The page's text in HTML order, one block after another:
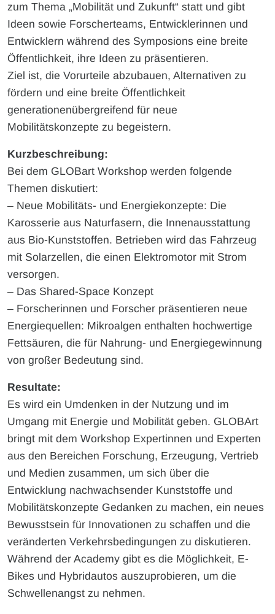
zum Thema „Mobilität und Zukunft“ statt und gibt
Ideen sowie Forscherteams, Entwicklerinnen und
Entwicklern während des Symposions eine breite
Öffentlichkeit, ihre Ideen zu präsentieren.
Ziel ist, die Vorurteile abzubauen, Alternativen zu
fördern und eine breite Öffentlichkeit
generationenübergreifend für neue
Mobilitätskonzepte zu begeistern.
Kurzbeschreibung:
Bei dem GLOBart Workshop werden folgende
Themen diskutiert:
– Neue Mobilitäts- und Energiekonzepte: Die
Karosserie aus Naturfasern, die Innenausstattung
aus Bio-Kunststoffen. Betrieben wird das Fahrzeug
mit Solarzellen, die einen Elektromotor mit Strom
versorgen.
– Das Shared-Space Konzept
– Forscherinnen und Forscher präsentieren neue
Energiequellen: Mikroalgen enthalten hochwertige
Fettsäuren, die für Nahrung- und Energiegewinnung
von großer Bedeutung sind.
Resultate:
Es wird ein Umdenken in der Nutzung und im
Umgang mit Energie und Mobilität geben. GLOBArt
bringt mit dem Workshop Expertinnen und Experten
aus den Bereichen Forschung, Erzeugung, Vertrieb
und Medien zusammen, um sich über die
Entwicklung nachwachsender Kunststoffe und
Mobilitätskonzepte Gedanken zu machen, ein neues
Bewusstsein für Innovationen zu schaffen und die
veränderten Verkehrsbedingungen zu diskutieren.
Während der Academy gibt es die Möglichkeit, E-
Bikes und Hybridautos auszuprobieren, um die
Schwellenangst zu nehmen.